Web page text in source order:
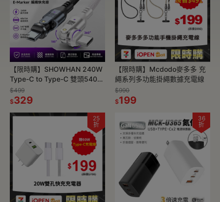
【限時購】SHOWHAN 240W
Type-C to Type-C 雙頭540°
旋轉 E-Marker 編織快充線
$499
$329
【限時購】Mcdodo麥多多 充
繩系列多功能掛繩數據充電線
$990
$199
25
折
36
折